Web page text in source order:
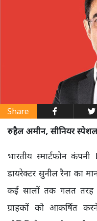
Share
रुहैल अमीन, सीनियर
भारतीय स्मार्टफोन
डायरेक्टर सुनील रैना का
कई सालों तक गलत तरह
ग्राहकों को आकर्षित